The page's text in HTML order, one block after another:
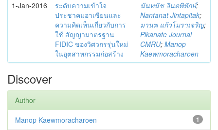
1-Jan-2016
ระดับความเข้าใจ
ประชาคมอาเซียนและ
ความคิดเห็นเกี่ยวกับการ
ใช้ สัญญามาตรฐาน
FIDIC ของวิศวกรรุ่นใหม่
ในอุตสาหกรรมก่อสร้าง
นันทนัช จินตพิทักษ์;
Nantanat Jintapitak;
มานพ แก้วโมราเจริญ;
Pikanate Journal
CMRU; Manop
Kaewmoracharoen
Discover
Author
1
Manop Kaewmoracharoen